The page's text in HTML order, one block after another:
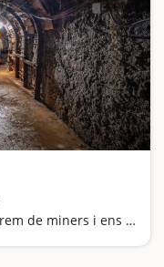
Buscarem dinosaures, or, fòssils, farem de miners i ens sentirem gegants